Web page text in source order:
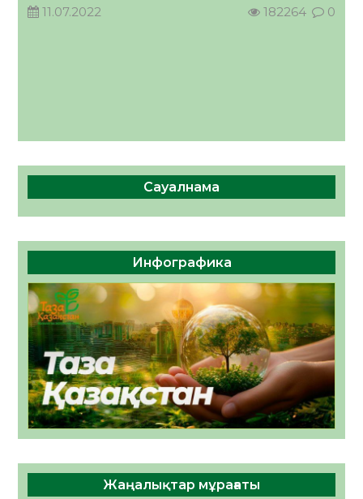
11.07.2022
182264 0
Сауалнама
Инфографика
Жаңалықтар мұрағаты